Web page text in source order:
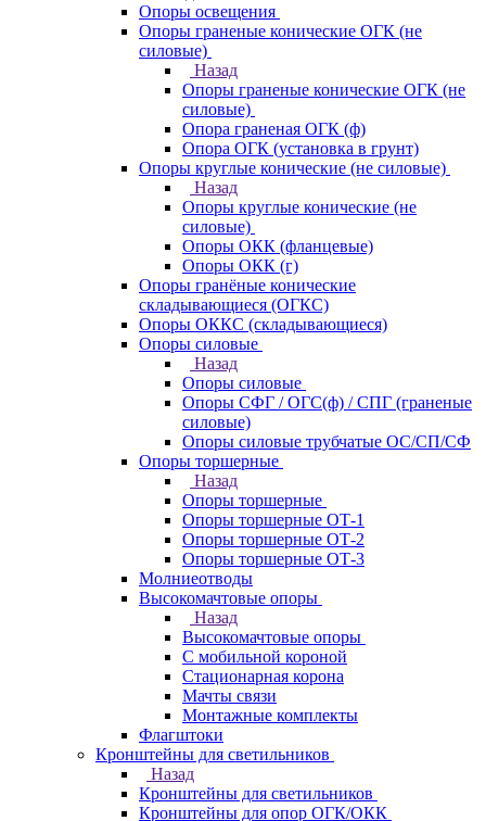
Опоры освещения
Опоры граненые конические ОГК (не
силовые)
Назад
Опоры граненые конические ОГК (не
силовые)
Опора граненая ОГК (ф)
Опора ОГК (установка в грунт)
Опоры круглые конические (не силовые)
Назад
Опоры круглые конические (не
силовые)
Опоры ОКК (фланцевые)
Опоры ОКК (г)
Опоры гранёные конические
складывающиеся (ОГКС)
Опоры ОККС (складывающиеся)
Опоры силовые
Назад
Опоры силовые
Опоры СФГ / ОГС(ф) / СПГ (граненые
силовые)
Опоры силовые трубчатые ОС/СП/СФ
Опоры торшерные
Назад
Опоры торшерные
Опоры торшерные ОТ-1
Опоры торшерные ОТ-2
Опоры торшерные ОТ-3
Молниеотводы
Высокомачтовые опоры
Назад
Высокомачтовые опоры
С мобильной короной
Стационарная корона
Мачты связи
Монтажные комплекты
Флагштоки
Кронштейны для светильников
Назад
Кронштейны для светильников
Кронштейны для опор ОГК/ОКК